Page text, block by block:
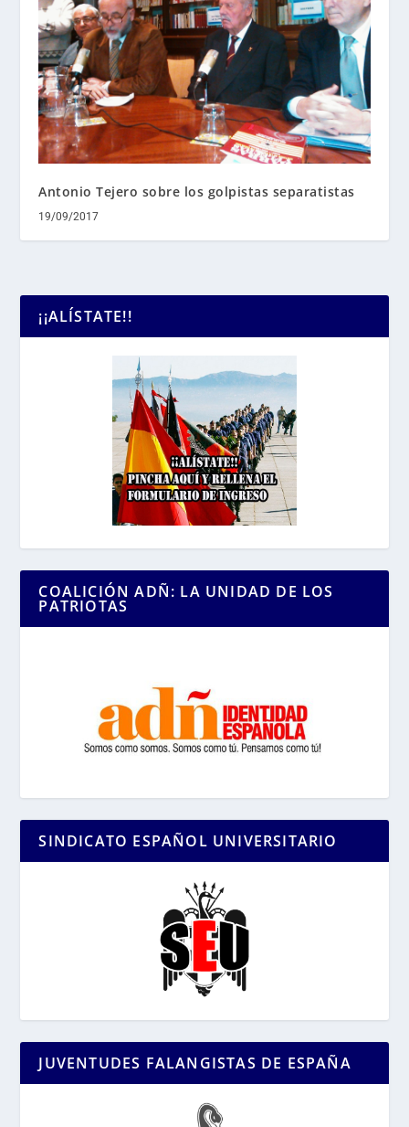
Antonio Tejero sobre los golpistas separatistas
19/09/2017
¡¡ALÍSTATE!!
COALICIÓN ADÑ: LA UNIDAD DE LOS
PATRIOTAS
SINDICATO ESPAÑOL UNIVERSITARIO
JUVENTUDES FALANGISTAS DE ESPAÑA